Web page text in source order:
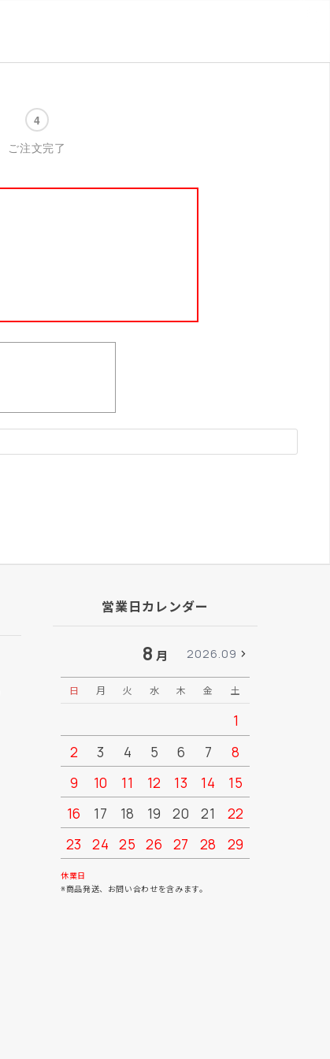
ご注文完了
営業日カレンダー
8 月 2026.09
日 月 火 水 木 金 土
1
2
3 4 5 6 7
8
9
10 11 12 13 14
15
16
17 18 19 20 21
22
23
24 25 26 27 28
29
30
休業日
※商品発送、お問い合わせを含みます。